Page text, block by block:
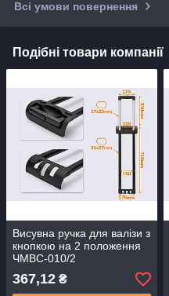
Всі умови повернення
Подібні товари компанії
Висувна ручка для валізи з
кнопкою на 2 положення
ЧМВС-010/2
367,12 ₴